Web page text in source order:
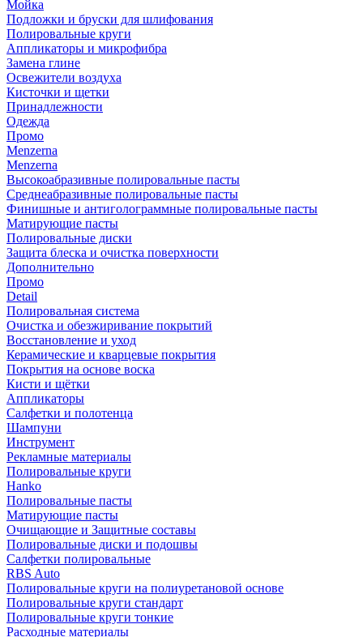
Мойка
Подложки и бруски для шлифования
Полировальные круги
Аппликаторы и микрофибра
Замена глине
Освежители воздуха
Кисточки и щетки
Принадлежности
Одежда
Промо
Menzerna
Menzerna
Высокоабразивные полировальные пасты
Среднеабразивные полировальные пасты
Финишные и антиголограммные полировальные пасты
Матирующие пасты
Полировальные диски
Защита блеска и очистка поверхности
Дополнительно
Промо
Detail
Полировальная система
Очистка и обезжиривание покрытий
Восстановление и уход
Керамические и кварцевые покрытия
Покрытия на основе воска
Кисти и щётки
Аппликаторы
Салфетки и полотенца
Шампуни
Инструмент
Рекламные материалы
Полировальные круги
Hanko
Полировальные пасты
Матирующие пасты
Очищающие и Защитные составы
Полировальные диски и подошвы
Салфетки полировальные
RBS Auto
Полировальные круги на полиуретановой основе
Полировальные круги стандарт
Полировальные круги тонкие
Расходные материалы